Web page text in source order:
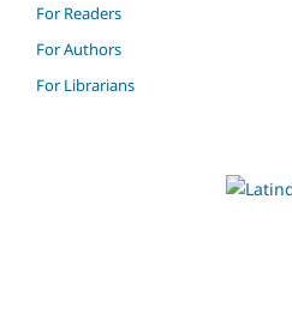
For Readers
For Authors
For Librarians